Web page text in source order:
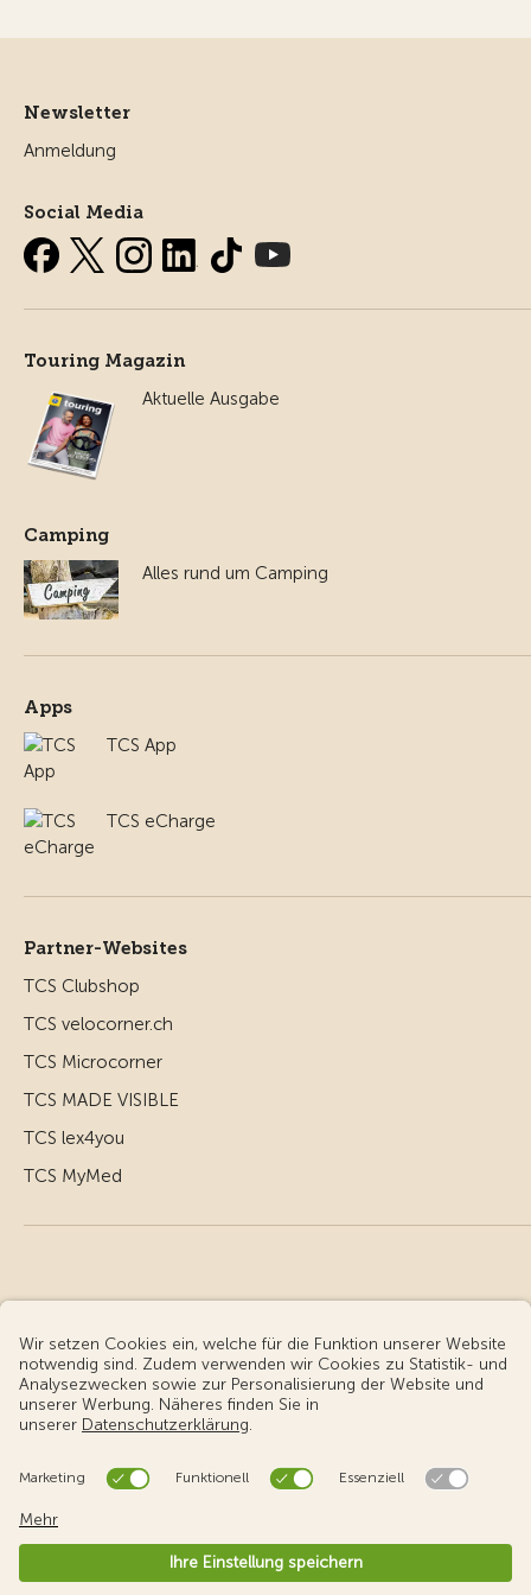
Newsletter
Anmeldung
Social Media
Touring Magazin
Aktuelle Ausgabe
Camping
Alles rund um Camping
Apps
TCS App
TCS eCharge
Partner-Websites
TCS Clubshop
TCS velocorner.ch
TCS Microcorner
TCS MADE VISIBLE
TCS lex4you
TCS MyMed
© Touring Club Schweiz
Benutzungsbedingungen - rechtliche Informationen
Cookie-Einstellungen